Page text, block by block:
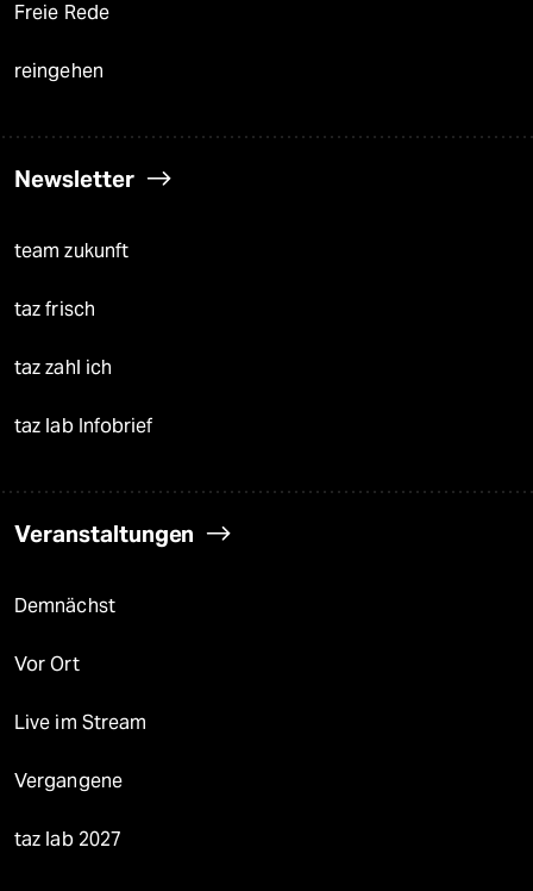
Freie Rede
reingehen
Newsletter
team zukunft
taz frisch
taz zahl ich
taz lab Infobrief
Veranstaltungen
Demnächst
Vor Ort
Live im Stream
Vergangene
taz lab 2027